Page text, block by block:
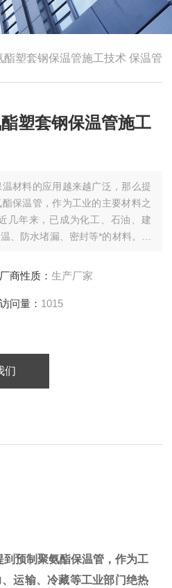
塑套钢保温管施工技术 保温管
塑套钢保温管施工
材料的应用越来越广泛，那么提
保温管，作为工业的主要材料之
几年来，已成为化工、石油、建
、防水堵漏、密封等*的材料。莱
厂商性质： 生产厂家
访问量： 1015
们
预制聚氨酯保温管，作为工
运输、冷藏等工业部门绝热